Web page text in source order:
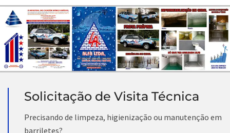
Solicitação de Visita Técnica
Precisando de limpeza, higienização ou manutenção em
barriletes?